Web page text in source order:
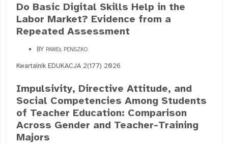
Do Basic Digital Skills Help in the
Labor Market? Evidence from a
Repeated Assessment
BY PAWEŁ PENSZKO
Kwartalnik EDUKACJA 2(177) 2026
Impulsivity, Directive Attitude, and
Social Competencies Among Students
of Teacher Education: Comparison
Across Gender and Teacher-Training
Majors